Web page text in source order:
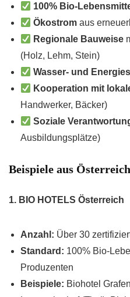
100% Bio-
Ökostrom aus
Regionale Bauweise
(Holz, Lehm, Stein)
Wasser- und
Kooperation mit
Handwerker, Bäcker)
Soziale
Ausbildungsplätze)
Beispiele aus
1. BIO HOTELS Österreich
Anzahl: Über 30
Standard: 100% Bio-
Produzenten
Beispiele: Biohotel